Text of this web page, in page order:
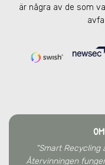
är några av de som
"Smart
Återvinningen